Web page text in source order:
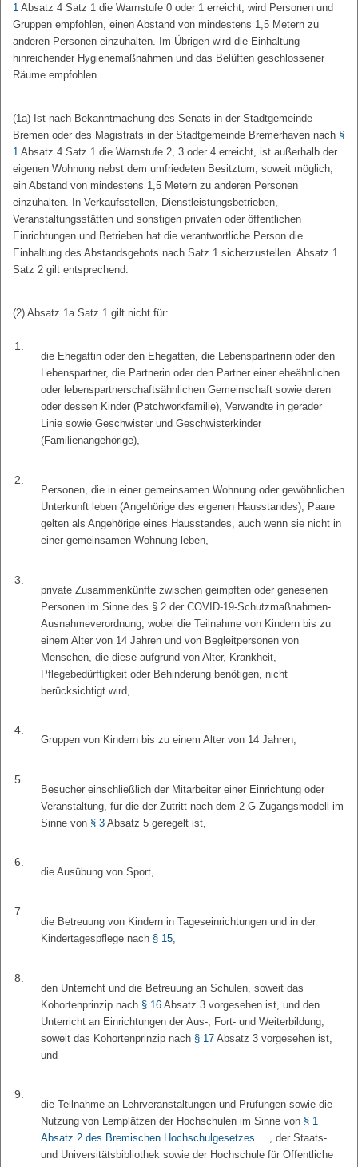
1 Absatz 4 Satz 1 die Warnstufe 0 oder 1 erreicht, wird Personen und
Gruppen empfohlen, einen Abstand von mindestens 1,5 Metern zu
anderen Personen einzuhalten. Im Übrigen wird die Einhaltung
hinreichender Hygienemaßnahmen und das Belüften geschlossener
Räume empfohlen.
(1a) Ist nach Bekanntmachung des Senats in der Stadtgemeinde
Bremen oder des Magistrats in der Stadtgemeinde Bremerhaven nach §
1 Absatz 4 Satz 1 die Warnstufe 2, 3 oder 4 erreicht, ist außerhalb der
eigenen Wohnung nebst dem umfriedeten Besitztum, soweit möglich,
ein Abstand von mindestens 1,5 Metern zu anderen Personen
einzuhalten. In Verkaufsstellen, Dienstleistungsbetrieben,
Veranstaltungsstätten und sonstigen privaten oder öffentlichen
Einrichtungen und Betrieben hat die verantwortliche Person die
Einhaltung des Abstandsgebots nach Satz 1 sicherzustellen. Absatz 1
Satz 2 gilt entsprechend.
(2) Absatz 1a Satz 1 gilt nicht für:
1.
die Ehegattin oder den Ehegatten, die Lebenspartnerin oder den
Lebenspartner, die Partnerin oder den Partner einer eheähnlichen
oder lebenspartnerschaftsähnlichen Gemeinschaft sowie deren
oder dessen Kinder (Patchworkfamilie), Verwandte in gerader
Linie sowie Geschwister und Geschwisterkinder
(Familienangehörige),
2.
Personen, die in einer gemeinsamen Wohnung oder gewöhnlichen
Unterkunft leben (Angehörige des eigenen Hausstandes); Paare
gelten als Angehörige eines Hausstandes, auch wenn sie nicht in
einer gemeinsamen Wohnung leben,
3.
private Zusammenkünfte zwischen geimpften oder genesenen
Personen im Sinne des § 2 der COVID-19-Schutzmaßnahmen-
Ausnahmeverordnung, wobei die Teilnahme von Kindern bis zu
einem Alter von 14 Jahren und von Begleitpersonen von
Menschen, die diese aufgrund von Alter, Krankheit,
Pflegebedürftigkeit oder Behinderung benötigen, nicht
berücksichtigt wird,
4.
Gruppen von Kindern bis zu einem Alter von 14 Jahren,
5.
Besucher einschließlich der Mitarbeiter einer Einrichtung oder
Veranstaltung, für die der Zutritt nach dem 2-G-Zugangsmodell im
Sinne von § 3 Absatz 5 geregelt ist,
6.
die Ausübung von Sport,
7.
die Betreuung von Kindern in Tageseinrichtungen und in der
Kindertagespflege nach § 15
8.
den Unterricht und die Betreuung an Schulen, soweit das
Kohortenprinzip nach § 16 Absatz 3 vorgesehen ist, und den
Unterricht an Einrichtungen der Aus-, Fort- und Weiterbildung,
soweit das Kohortenprinzip nach § 17 Absatz 3 vorgesehen ist,
und
9.
die Teilnahme an Lehrveranstaltungen und Prüfungen sowie die
Nutzung von Lernplätzen der Hochschulen im Sinne von § 1
Absatz 2 des Bremischen Hochschulgesetzes
, der Staats-
und Universitätsbibliothek sowie der Hochschule für Öffentliche